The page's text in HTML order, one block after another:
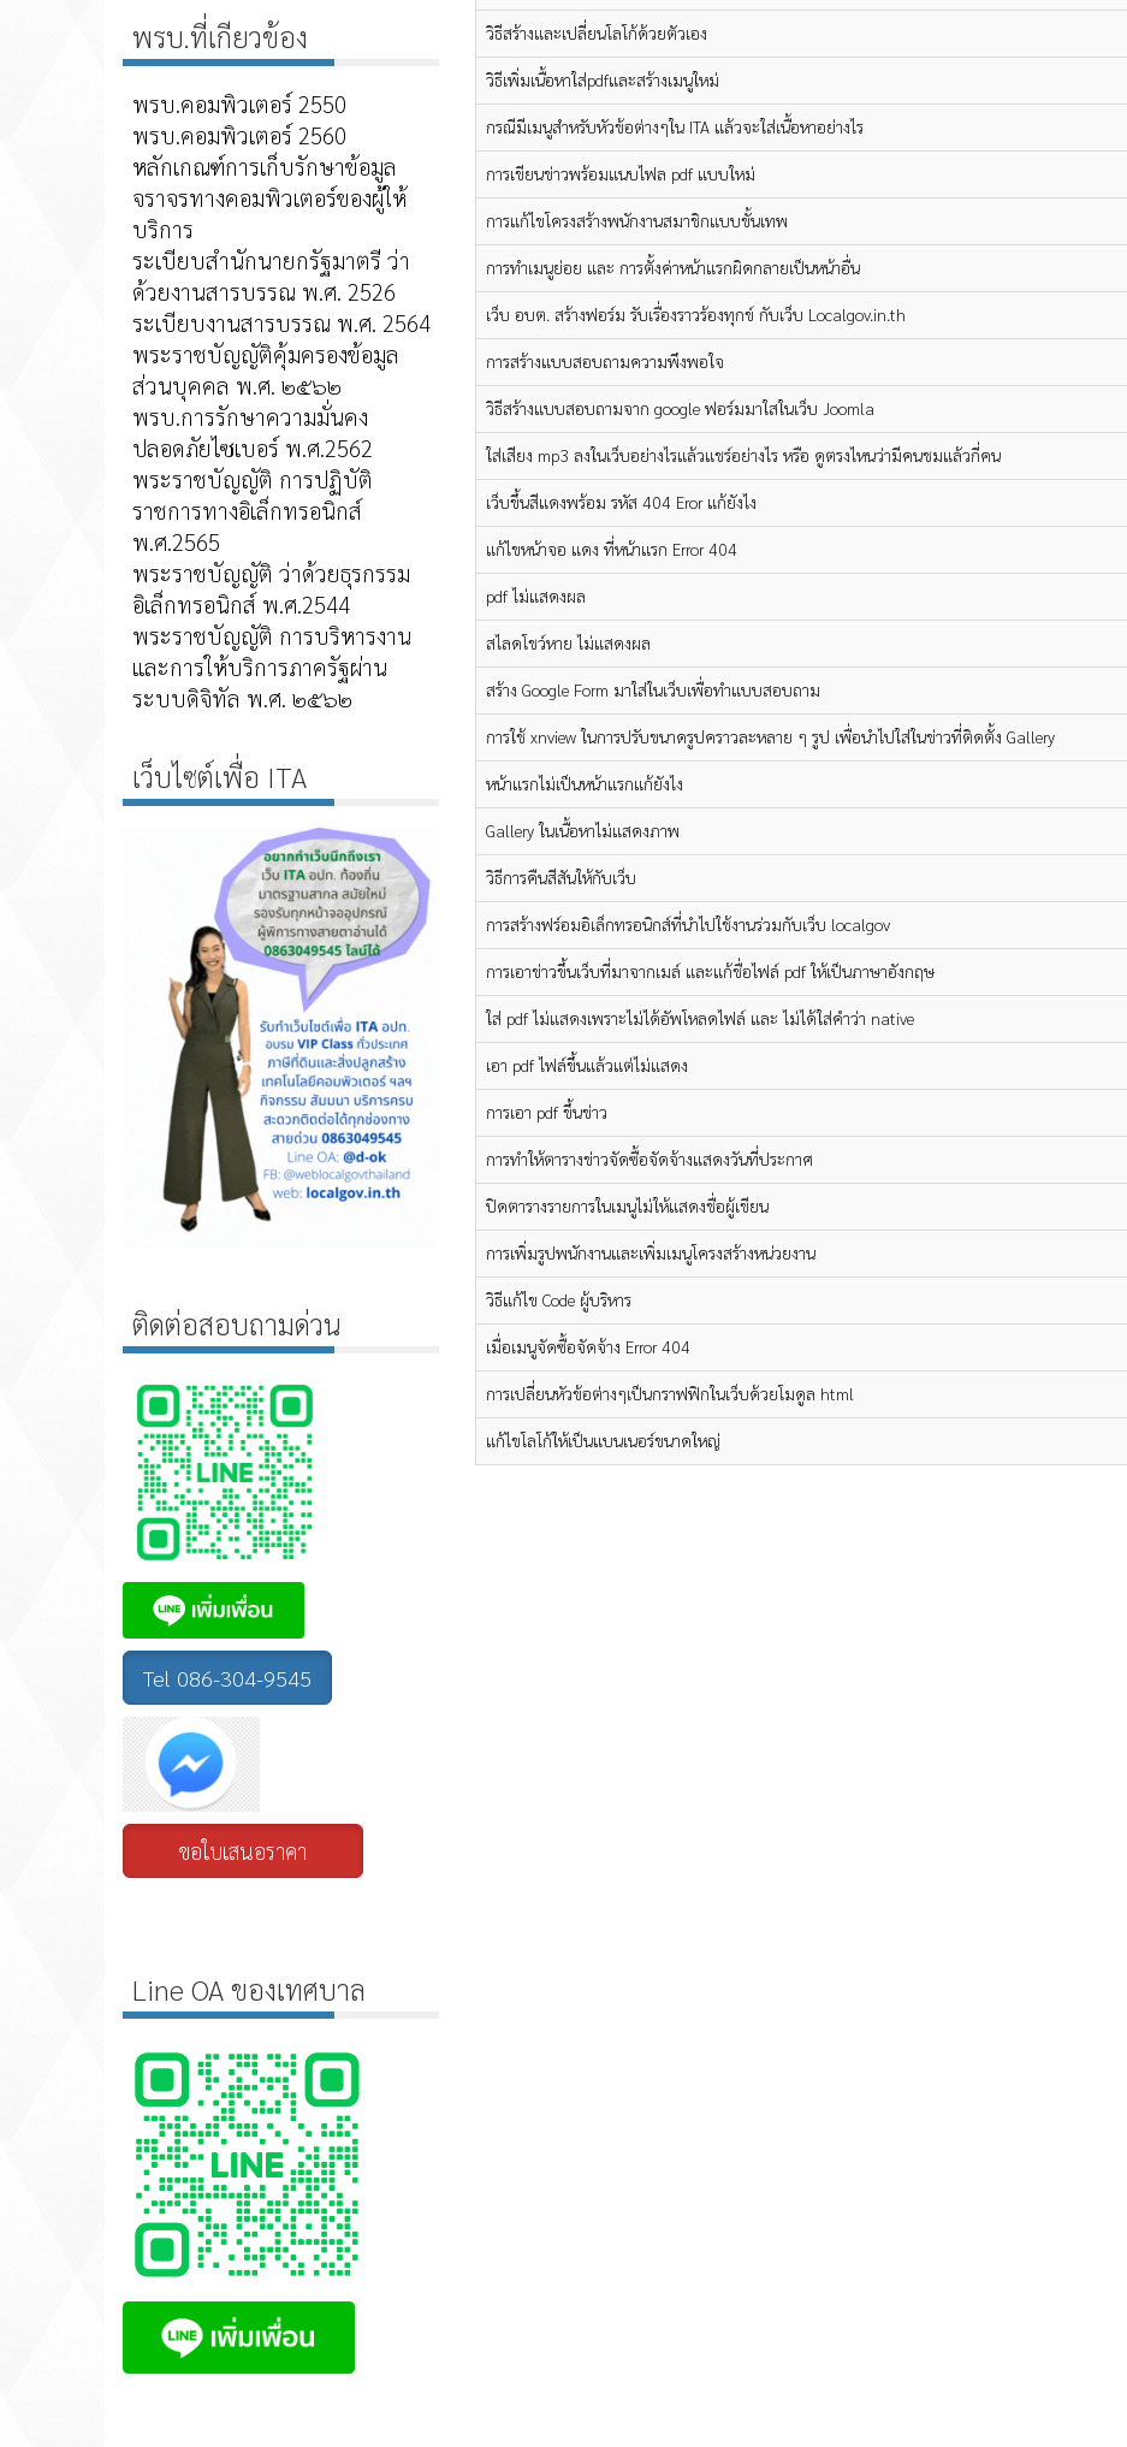
วิธีสร้างและเปลี่ยนโลโก้ด้วยตัวเอง
วิธีเพิ่มเนื้อหาใส่pdfและสร้างเมนูใหม่
กรณีมีเมนูสำหรับหัวข้อต่างๆใน ITA แล้วจะใส่เนื้อหาอย่างไร
การเขียนข่าวพร้อมแนบไฟล pdf แบบใหม่
การแก้ไขโครงสร้างพนักงานสมาชิกแบบขั้นเทพ
การทำเมนูย่อย และ การตั้งค่าหน้าแรกผิดกลายเป็นหน้าอื่น
เว็บ อบต. สร้างฟอร์ม รับเรื่องราวร้องทุกข์ กับเว็บ Localgov.in.th
การสร้างแบบสอบถามความพึงพอใจ
วิธีสร้างแบบสอบถามจาก google ฟอร์มมาใสในเว็บ Joomla
ใส่เสียง mp3 ลงในเว็บอย่างไรแล้วแชร์อย่างไร หรือ ดูตรงไหนว่ามีคนชมแล้วกี่คน
เว็บขึ้นสีแดงพร้อม รหัส 404 Eror แก้ยังไง
แก้ไขหน้าจอ แดง ที่หน้าแรก Error 404
pdf ไม่แสดงผล
สไลดโชว์หาย ไม่แสดงผล
สร้าง Google Form มาใส่ในเว็บเพื่อทำแบบสอบถาม
การใช้ xnview ในการปรับขนาดรูปคราวละหลาย ๆ รูป เพื่อนำไปใส่ในข่าวที่ติดตั้ง Gallery
หน้าแรกไม่เป็นหน้าแรกแก้ยังไง
Gallery ในเนื้อหาไม่แสดงภาพ
วิธีการคืนสีสันให้กับเว็บ
การสร้างฟร์อมอิเล็กทรอนิกส์ที่นำไปใช้งานร่วมกับเว็บ localgov
การเอาข่าวขึ้นเว็บที่มาจากเมล์ และแก้ชื่อไฟล์ pdf ให้เป็นภาษาอังกฤษ
ใส่ pdf ไม่แสดงเพราะไม่ได้อัพโหลดไฟล์ และ ไม่ได้ใส่คำว่า native
เอา pdf ไฟล์ขึ้นแล้วแต่ไม่แสดง
การเอา pdf ขึ้นข่าว
การทำให้ตารางข่าวจัดซื้อจัดจ้างแสดงวันที่ประกาศ
ปิดตารางรายการในเมนูไม่ให้แสดงชื่อผู้เขียน
การเพิ่มรูปพนักงานและเพิ่มเมนูโครงสร้างหน่วยงาน
วิธีแก้ไข Code ผู้บริหาร
เมื่อเมนูจัดซื้อจัดจ้าง Error 404
การเปลี่ยนหัวข้อต่างๆเป็นกราฟฟิกในเว็บด้วยโมดูล html
แก้ไขโลโก้ให้เป็นแบนเนอร์ขนาดใหญ่
พรบ.ที่เกียวข้อง
พรบ.คอมพิวเตอร์ 2550
พรบ.คอมพิวเตอร์ 2560
หลักเกณฑ์การเก็บรักษาข้อมูล
จราจรทางคอมพิวเตอร์ของผู้ให้
บริการ
ระเบียบสำนักนายกรัฐมาตรี ว่า
ด้วยงานสารบรรณ พ.ศ. 2526
ระเบียบงานสารบรรณ พ.ศ. 2564
พระราชบัญญัติคุ้มครองข้อมูล
ส่วนบุคคล พ.ศ. ๒๕๖๒
พรบ.การรักษาความมั่นคง
ปลอดภัยไซเบอร์ พ.ศ.2562
พระราชบัญญัติ การปฏิบัติ
ราชการทางอิเล็กทรอนิกส์
พ.ศ.2565
พระราชบัญญัติ ว่าด้วยธุรกรรม
อิเล็กทรอนิกส์ พ.ศ.2544
พระราชบัญญัติ การบริหารงาน
และการให้บริการภาครัฐผ่าน
ระบบดิจิทัล พ.ศ. ๒๕๖๒
เว็บไซต์เพื่อ ITA
ติดต่อสอบถามด่วน
Tel 086-304-9545
ขอใบเสนอราคา
Line OA ของเทศบาล